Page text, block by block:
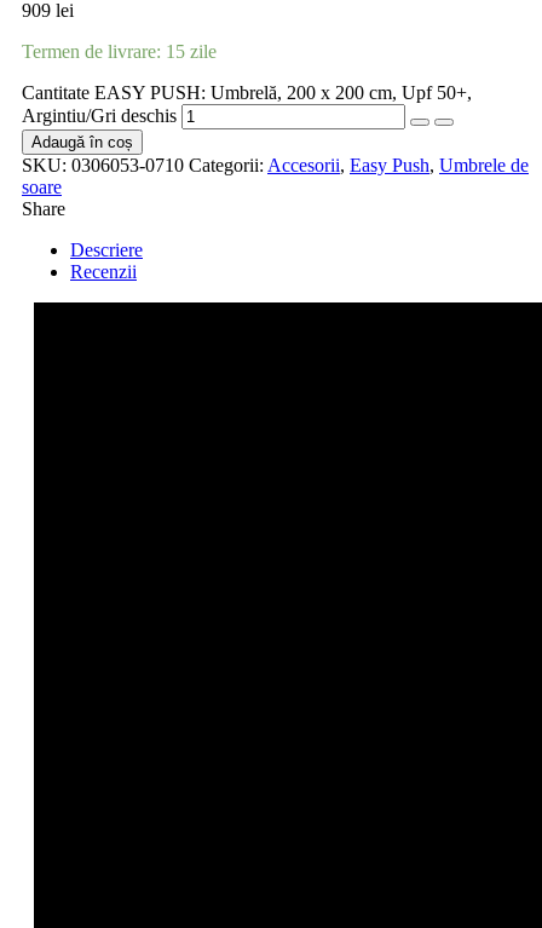
909 lei
Termen de livrare: 15 zile
Cantitate EASY PUSH: Umbrelă, 200 x 200 cm, Upf 50+,
Argintiu/Gri deschis
Adaugă în coș
SKU: 0306053-0710 Categorii: Accesorii, Easy Push, Umbrele de
soare
Share
Descriere
Recenzii